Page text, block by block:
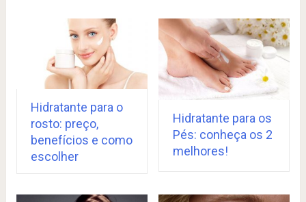
Hidratante para o
rosto: preço,
benefícios e como
escolher
Hidratante para os
Pés: conheça os 2
melhores!